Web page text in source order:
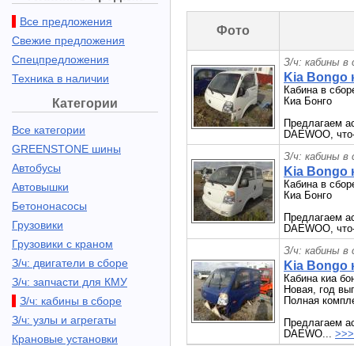
Все предложения
Свежие предложения
Спецпредложения
Техника в наличии
Категории
Все категории
GREENSTONE шины
Автобусы
Автовышки
Бетононасосы
Грузовики
Грузовики с краном
З/ч: двигатели в сборе
З/ч: запчасти для КМУ
З/ч: кабины в сборе
З/ч: узлы и агрегаты
Крановые установки
Фото
З/ч: кабины в
Kia Bongo
Кабина в
Киа Бонго
Предлагаем
DAEWOO,
З/ч: кабины в
Kia Bongo
Кабина в
Киа Бонго
Предлагаем
DAEWOO,
З/ч: кабины в
Kia Bongo
Кабина киа
Новая, год
Полная
Предлагаем
DAEWO... >>>